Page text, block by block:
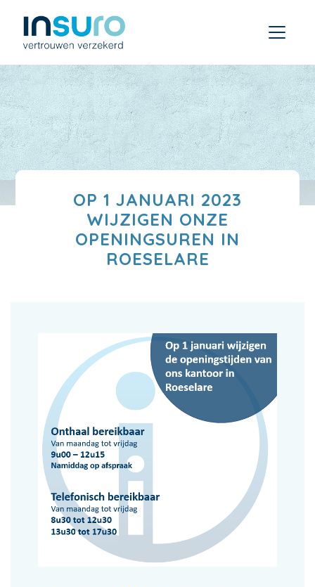
OP 1 JANUARI 2023
WIJZIGEN ONZE
OPENINGSUREN IN
ROESELARE